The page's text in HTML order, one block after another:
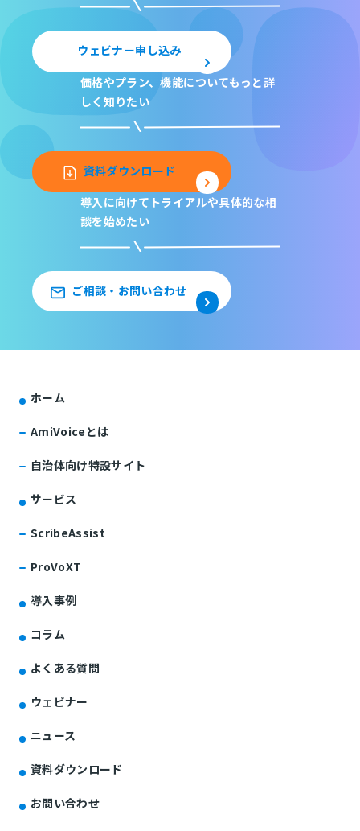
ウェビナー申し込み
価格やプラン、機能についてもっと詳
しく知りたい
資料ダウンロード
導入に向けてトライアルや具体的な相
談を始めたい
ご相談・お問い合わせ
ホーム
AmiVoiceとは
自治体向け特設サイト
サービス
ScribeAssist
ProVoXT
導入事例
コラム
よくある質問
ウェビナー
ニュース
資料ダウンロード
お問い合わせ